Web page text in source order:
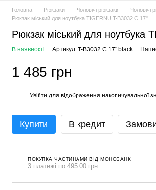
Головна Рюкзаки Чоловічі рюкзаки
Чоловічі
Рюкзак міський для ноутбука TIGERNU T-B3032 С 17"
Рюкзак міський для ноутбука
В наявності Артикул: T-B3032 С 17" black
1 485 грн
Увійти для відображення накопичувальної
Купити В кредит
ПОКУПКА ЧАСТИНАМИ ВІД МОНОБАНК
3 платежі по 495.00 грн